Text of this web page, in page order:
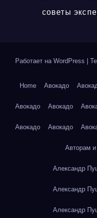
советы
Работает на WordPress
Home Авокадо
Авокадо Авокадо
Авокадо Авокадо
Авторам
Александр
Александр
Александр